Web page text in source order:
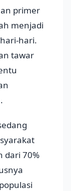
primer
menjadi
hari.
tawar
dari 70%